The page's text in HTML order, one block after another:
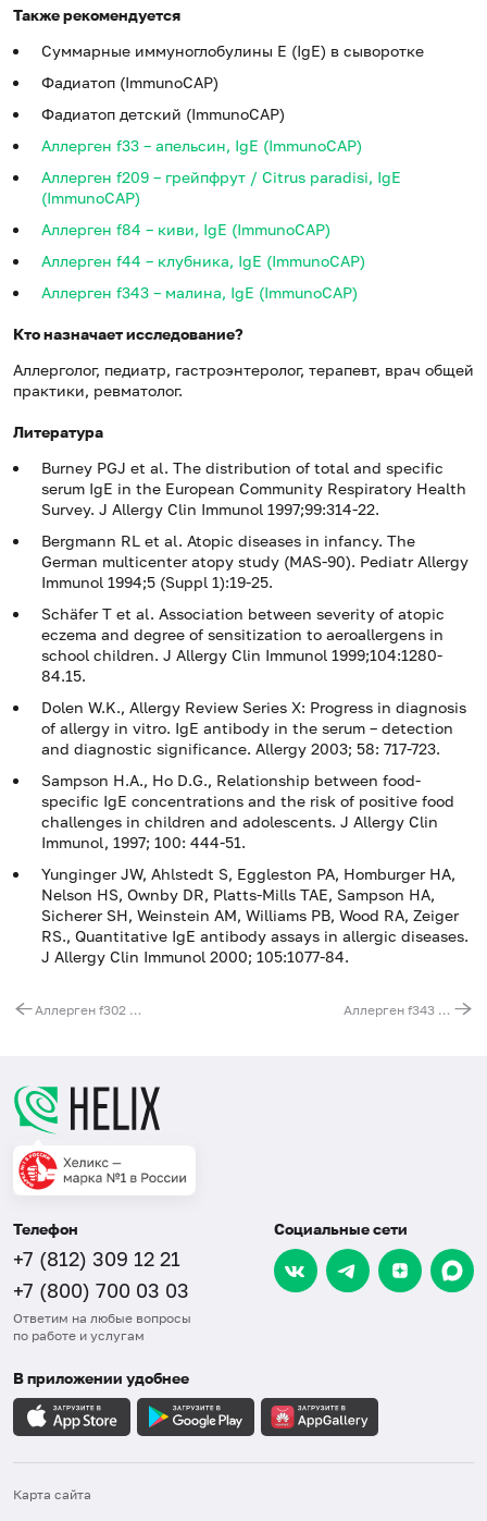
Также рекомендуется
Суммарные иммуноглобулины E (IgE) в сыворотке
Фадиатоп (ImmunoCAP)
Фадиатоп детский (ImmunoCAP)
Аллерген f33 – апельсин, IgE (ImmunoCAP)
Аллерген f209 – грейпфрут / Citrus paradisi, IgE
(ImmunoCAP)
Аллерген f84 – киви, IgE (ImmunoCAP)
Аллерген f44 – клубника, IgE (ImmunoCAP)
Аллерген f343 – малина, IgE (ImmunoCAP)
Кто назначает исследование?
Аллерголог, педиатр, гастроэнтеролог, терапевт, врач общей
практики, ревматолог.
Литература
Burney PGJ et al. The distribution of total and specific
serum IgE in the European Community Respiratory Health
Survey. J Allergy Clin Immunol 1997;99:314-22.
Bergmann RL et al. Atopic diseases in infancy. The
German multicenter atopy study (MAS-90). Pediatr Allergy
Immunol 1994;5 (Suppl 1):19-25.
Schäfer T et al. Association between severity of atopic
eczema and degree of sensitization to aeroallergens in
school children. J Allergy Clin Immunol 1999;104:1280-
84.15.
Dolen W.K., Allergy Review Series X: Progress in diagnosis
of allergy in vitro. IgE antibody in the serum – detection
and diagnostic significance. Allergy 2003; 58: 717-723.
Sampson H.A., Ho D.G., Relationship between food-
specific IgE concentrations and the risk of positive food
challenges in children and adolescents. J Allergy Clin
Immunol, 1997; 100: 444-51.
Yunginger JW, Ahlstedt S, Eggleston PA, Homburger HA,
Nelson HS, Ownby DR, Platts-Mills TAE, Sampson HA,
Sicherer SH, Weinstein AM, Williams PB, Wood RA, Zeiger
RS., Quantitative IgE antibody assays in allergic diseases.
J Allergy Clin Immunol 2000; 105:1077-84.
Аллерген f302 - мандарин, IgE (ImmunoCAP) Аллерген f343 - малина, IgE (ImmunoCAP)
Телефон
+7 (812) 309 12 21
+7 (800) 700 03 03
Ответим на любые вопросы
по работе и услугам
Социальные сети
В приложении удобнее
Карта сайта